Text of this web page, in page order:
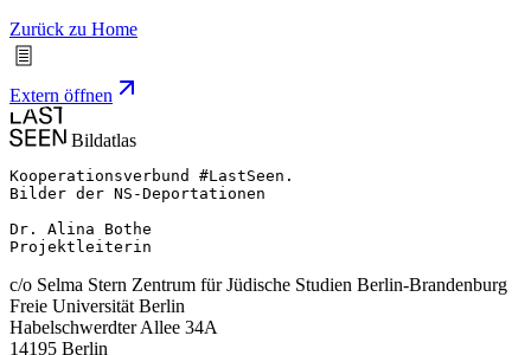
Zurück zu Home
Extern öffnen
Bildatlas
Kooperationsverbund #LastSeen.
Bilder der NS-Deportationen
Dr. Alina Bothe
Projektleiterin
c/o Selma Stern Zentrum für Jüdische Studien Berlin-Brandenburg
Freie Universität Berlin
Habelschwerdter Allee 34A
14195 Berlin